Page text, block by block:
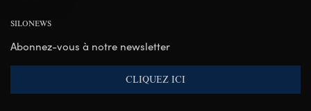
SILONEWS
Abonnez-vous à notre newsletter
CLIQUEZ ICI